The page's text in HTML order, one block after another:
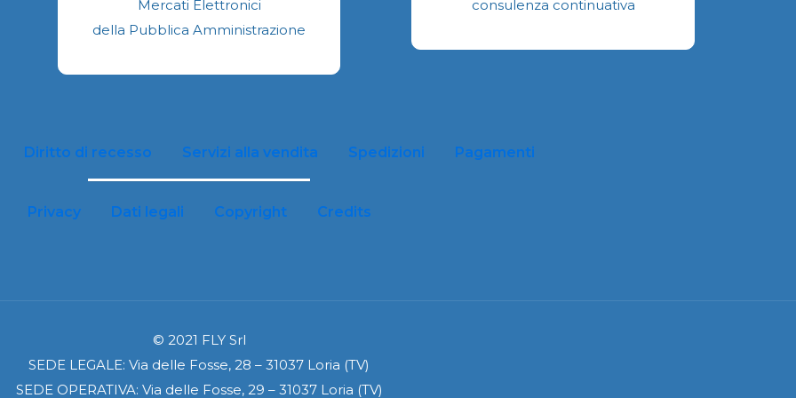
Mercati Elettronici
della Pubblica Amministrazione
consulenza continuativa
Diritto di recesso Servizi alla vendita Spedizioni Pagamenti
Privacy Dati legali Copyright Credits
© 2021 FLY Srl
SEDE LEGALE: Via delle Fosse, 28 – 31037 Loria (TV)
SEDE OPERATIVA: Via delle Fosse, 29 – 31037 Loria (TV)